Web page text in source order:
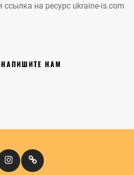
ссылка на ресурс ukraine-is.com
НАПИШИТЕ НАМ
InstagramКіномандри